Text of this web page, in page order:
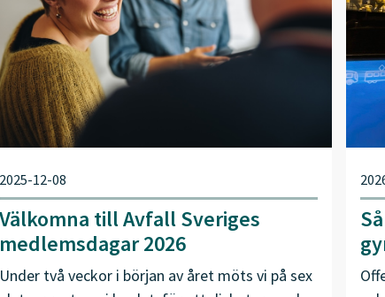
2025-12-08
Välkomna till Avfall Sveriges
medlemsdagar 2026
Under två veckor i början av året möts vi på sex